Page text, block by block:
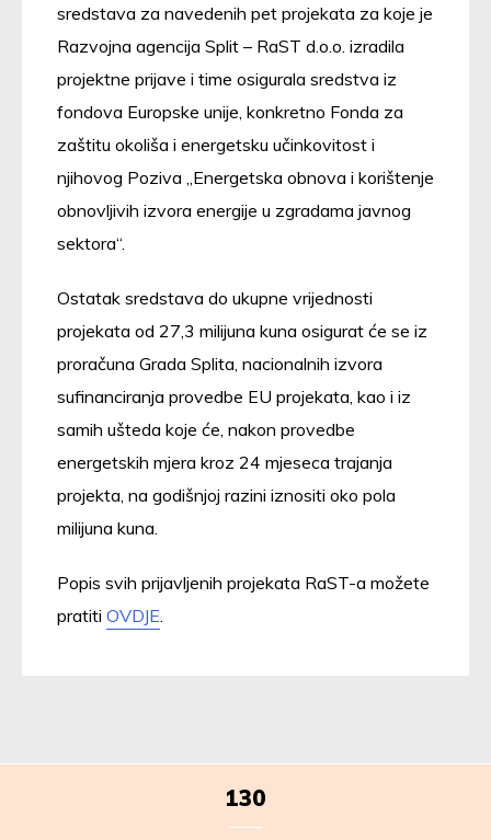
sredstava za navedenih pet projekata za koje je
Razvojna agencija Split – RaST d.o.o. izradila
projektne prijave i time osigurala sredstva iz
fondova Europske unije, konkretno Fonda za
zaštitu okoliša i energetsku učinkovitost i
njihovog Poziva „Energetska obnova i korištenje
obnovljivih izvora energije u zgradama javnog
sektora“.
Ostatak sredstava do ukupne vrijednosti
projekata od 27,3 milijuna kuna osigurat će se iz
proračuna Grada Splita, nacionalnih izvora
sufinanciranja provedbe EU projekata, kao i iz
samih ušteda koje će, nakon provedbe
energetskih mjera kroz 24 mjeseca trajanja
projekta, na godišnjoj razini iznositi oko pola
milijuna kuna.
Popis svih prijavljenih projekata RaST-a možete
pratiti OVDJE
130